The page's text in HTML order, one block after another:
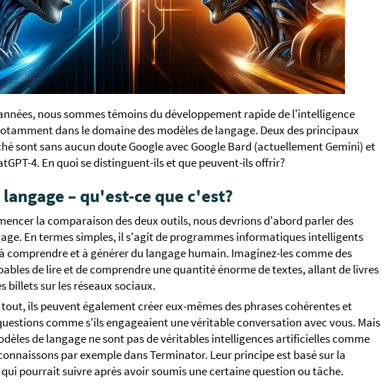
nous sommes témoins du développement rapide de l'intelligence
dans le domaine des modèles de langage. Deux des principaux
sont sans aucun doute Google avec Google Bard (actuellement Gemini) et
4. En quoi se distinguent-ils et que peuvent-ils offrir?
– qu'est-ce que c'est?
la comparaison des deux outils, nous devrions d'abord parler des
En termes simples, il s'agit de programmes informatiques intelligents
comprendre et à générer du langage humain. Imaginez-les comme des
de lire et de comprendre une quantité énorme de textes, allant de livres
billets sur les réseaux sociaux.
ils peuvent également créer eux-mêmes des phrases cohérentes et
comme s'ils engageaient une véritable conversation avec vous. Mais
de langage ne sont pas de véritables intelligences artificielles comme
par exemple dans Terminator. Leur principe est basé sur la
pourrait suivre après avoir soumis une certaine question ou tâche.